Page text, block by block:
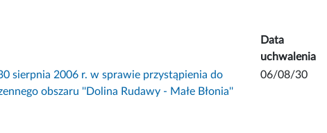
Data
uchwalenia
sierpnia 2006 r. w sprawie przystąpienia do
obszaru ''Dolina Rudawy - Małe Błonia''
06/08/30